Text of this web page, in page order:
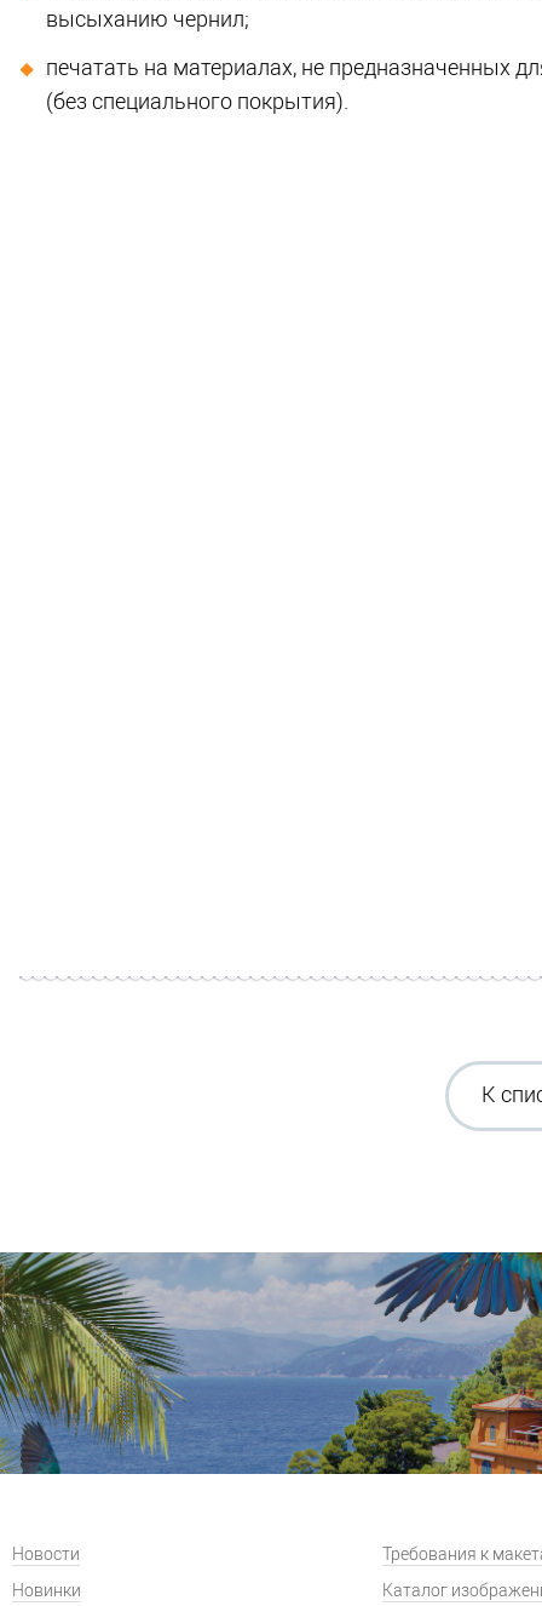
высыханию чернил;
печатать на материалах, не предназначенных
(без специального покрытия).
К
Новости
Новинки
Требования к
Каталог